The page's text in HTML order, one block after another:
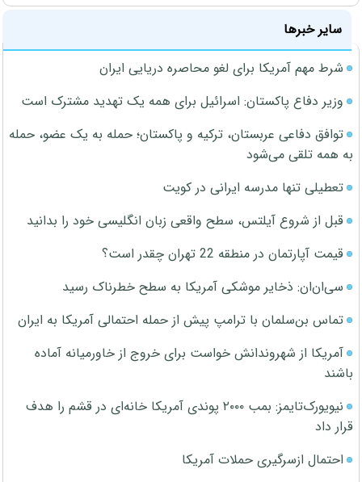
سایر خبرها
شرط مهم آمریکا برای لغو محاصره دریایی ایران
وزیر دفاع پاکستان: اسرائیل برای همه یک تهدید مشترک است
توافق دفاعی عربستان، ترکیه و پاکستان؛ حمله به یک عضو، حمله
به همه تلقی می‌شود
تعطیلی تنها مدرسه ایرانی در کویت
قبل از شروع آیلتس، سطح واقعی زبان انگلیسی خود را بدانید
قیمت آپارتمان در منطقه 22 تهران چقدر است؟
سی‌ان‌ان: ذخایر موشکی آمریکا به سطح خطرناک رسید
تماس بن‌سلمان با ترامپ پیش از حمله احتمالی آمریکا به ایران
آمریکا از شهروندانش خواست برای خروج از خاورمیانه آماده
باشند
نیویورک‌تایمز: بمب ۲۰۰۰ پوندی آمریکا خانه‌ای در قشم را هدف
قرار داد
احتمال ازسرگیری حملات آمریکا